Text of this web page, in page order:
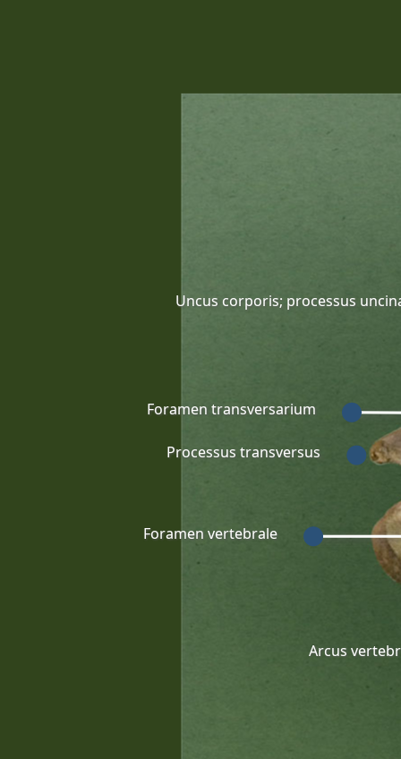
Foramen vertebrale
Foramen transversarium
Uncus corporis; processus
Processus transversus
Arcus